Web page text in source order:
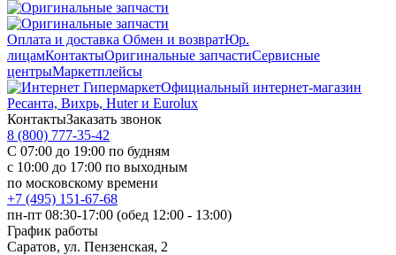
Оплата и доставка Обмен и возвратЮр.
лицамКонтактыОригинальные запчастиСервисные
центрыМаркетплейсы
Официальный интернет-магазин
Ресанта, Вихрь, Huter и Eurolux
КонтактыЗаказать звонок
8 (800) 777-35-42
С 07:00 до 19:00 по будням
с 10:00 до 17:00 по выходным
по московскому времени
+7 (495) 151-67-68
пн-пт 08:30-17:00 (обед 12:00 - 13:00)
График работы
Саратов, ул. Пензенская, 2